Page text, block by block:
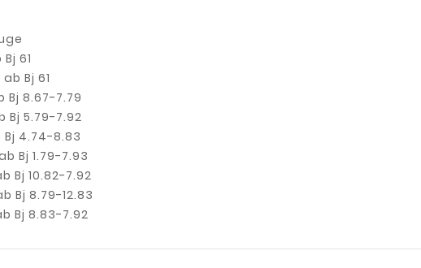
Bj 61
7.79
7.92
8.83
1.79-7.93
7.92
12.83
7.92